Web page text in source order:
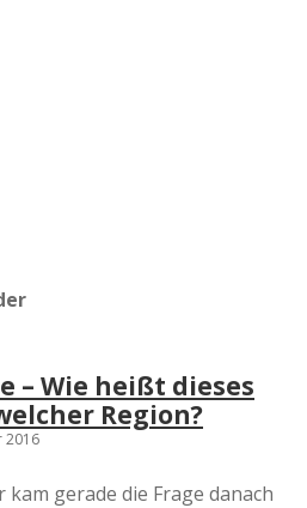
– Wie heißt dieses
Region?
2016
gerade die Frage danach